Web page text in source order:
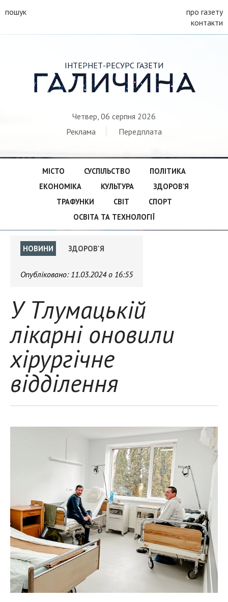
пошук
про газету
контакти
ІНТЕРНЕТ-РЕСУРС ГАЗЕТИ
ГАЛИЧИНА
Четвер, 06 серпня 2026
Реклама
Передплата
МІСТО СУСПІЛЬСТВО
ПОЛІТИКА
ЕКОНОМІКА
КУЛЬТУРА
ЗДОРОВ’Я
ТРАФУНКИ
СВІТ
СПОРТ
ОСВІТА ТА ТЕХНОЛОГІЇ
НОВИНИ ЗДОРОВ'Я
Опубліковано: 11.03.2024 о 16:55
У Тлумацькій
лікарні оновили
хірургічне
відділення